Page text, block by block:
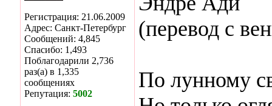
Регистрация: 21.06.2009
Адрес: Санкт-Петербург
Сообщений: 4,845
Спасибо: 1,493
Поблагодарили 2,736
раз(а) в 1,335
сообщениях
Репутация: 5002
(перевод с
По лунному